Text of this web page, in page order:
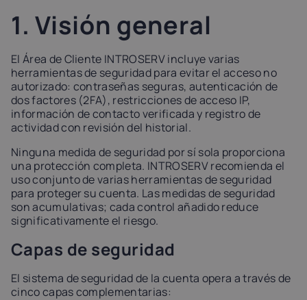
1. Visión general
El Área de Cliente INTROSERV incluye varias
herramientas de seguridad para evitar el acceso no
autorizado: contraseñas seguras, autenticación de
dos factores (2FA), restricciones de acceso IP,
información de contacto verificada y registro de
actividad con revisión del historial.
Ninguna medida de seguridad por sí sola proporciona
una protección completa. INTROSERV recomienda el
uso conjunto de varias herramientas de seguridad
para proteger su cuenta. Las medidas de seguridad
son acumulativas; cada control añadido reduce
significativamente el riesgo.
Capas de seguridad
El sistema de seguridad de la cuenta opera a través de
cinco capas complementarias: